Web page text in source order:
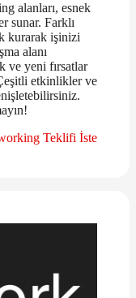
alanları, esnek
sunar. Farklı
kurarak işinizi
alanı
ve yeni fırsatlar
etkinlikler ve
Teklifi İste